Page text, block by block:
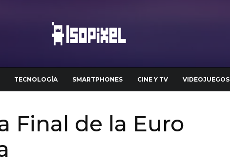
TECNOLOGÍA SMARTPHONES CINE Y TV VIDEOJUEGOS
Final de la Euro